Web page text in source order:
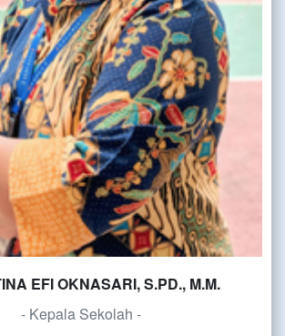
EFI OKNASARI, S.PD., M.M.
- Kepala Sekolah -